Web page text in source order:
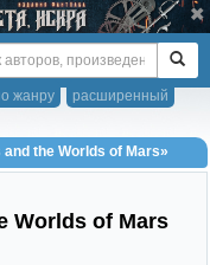
расширенный
жанру
and the Worlds of Mars»
Worlds of Mars